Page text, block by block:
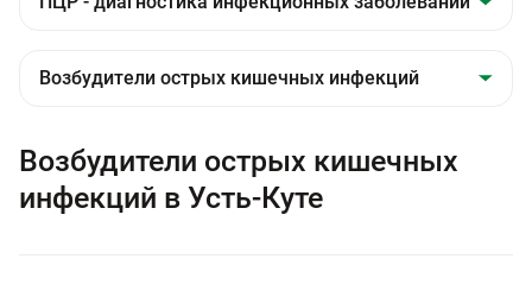
Возбудители острых кишечных
инфекций в Усть-Куте